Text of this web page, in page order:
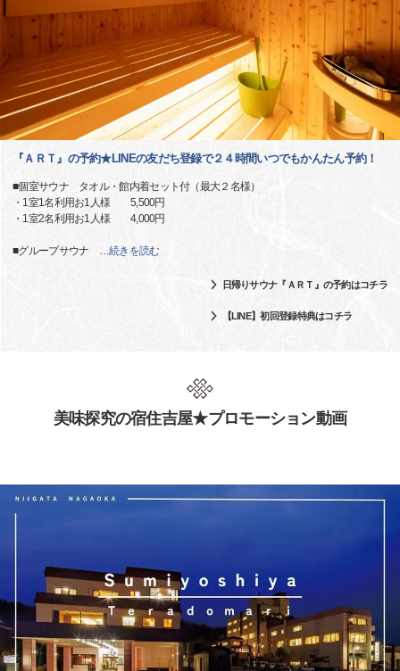
『ＡＲＴ』の予約★LINEの友だち登録で２４時間いつでもかんたん予約！
■個室サウナ タオル・館内着セット付（最大２名様）
・1室1名利用お1人様 5,500円
・1室2名利用お1人様 4,000円
■グループサウナ …続きを読む
日帰りサウナ『ＡＲＴ』の予約はコチラ
【LINE】初回登録特典はコチラ
美味探究の宿住吉屋★プロモーション動画